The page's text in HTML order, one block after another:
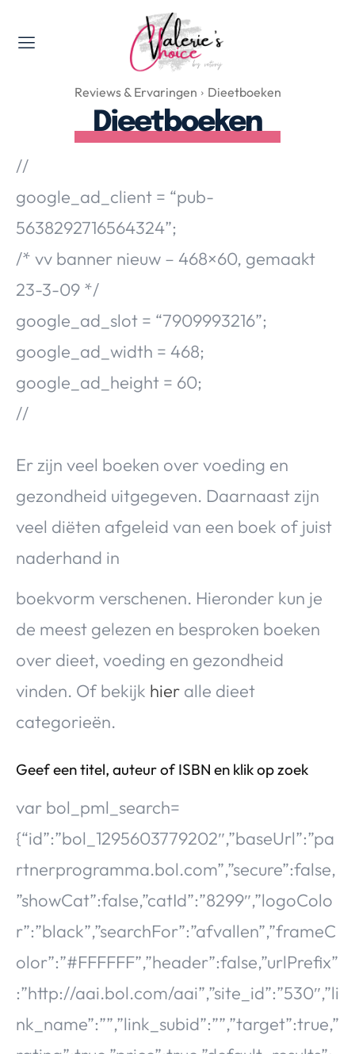
Valerie's Topics
Travel & Culture
Food & Drinks
Gadgets & Tech
Top 5 van Valerie
Health & Beauty
Over Valerie
Over Valerie
VALERIE'S CHOICE
Food & Drinks Health & Beauty Gadgets
Huis & Tuin
Reviews & Ervaringen Dieetboeken
Dieetboeken
//
google_ad_client = “pub-
5638292716564324”;
/* vv banner nieuw – 468×60, gemaakt
23-3-09 */
google_ad_slot = “7909993216”;
google_ad_width = 468;
google_ad_height = 60;
//
Er zijn veel boeken over voeding en
gezondheid uitgegeven. Daarnaast zijn
veel diëten afgeleid van een boek of juist
naderhand in
boekvorm verschenen. Hieronder kun je
de meest gelezen en besproken boeken
over dieet, voeding en gezondheid
vinden. Of bekijk hier alle dieet
categorieën.
Geef een titel, auteur of ISBN en klik op zoek
var bol_pml_search=
{“id”:”bol_1295603779202″,”baseUrl”:”pa
rtnerprogramma.bol.com”,”secure”:false,
”showCat”:false,”catId”:”8299″,”logoColo
r”:”black”,”searchFor”:”afvallen”,”frameC
olor”:”#FFFFFF”,”header”:false,”urlPrefix”
:”http://aai.bol.com/aai”,”site_id”:”530″,”li
nk_name”:””,”link_subid”:””,”target”:true,”